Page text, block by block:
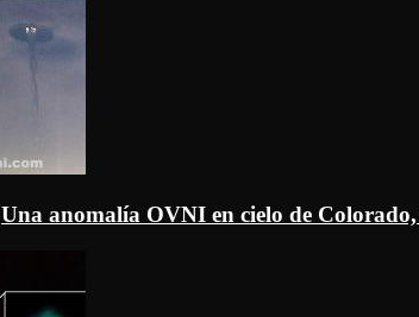
anomalía OVNI en cielo de